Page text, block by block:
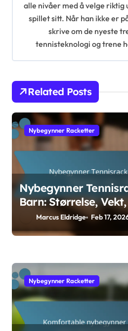
alle nivåer med å velge
spillet sitt. Når han ikke er
skrive om de nyeste
tennisteknologi og trene
Related Posts
Nybegynner Racketter
Nybegynner
Barn: Størrelse,
Marcus Eldridge Feb 17,
Nybegynner Racketter